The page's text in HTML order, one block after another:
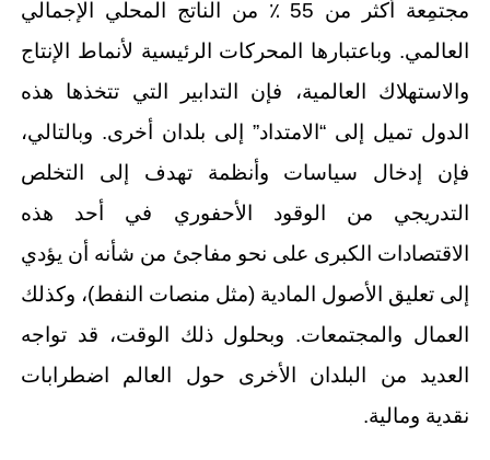
مجتمِعة أكثر من 55 ٪ من الناتج المحلي الإجمالي
العالمي. وباعتبارها المحركات الرئيسية لأنماط الإنتاج
والاستهلاك العالمية، فإن التدابير التي تتخذها هذه
الدول تميل إلى “الامتداد” إلى بلدان أخرى. وبالتالي،
فإن إدخال سياسات وأنظمة تهدف إلى التخلص
التدريجي من الوقود الأحفوري في أحد هذه
الاقتصادات الكبرى على نحو مفاجئ من شأنه أن يؤدي
إلى تعليق الأصول المادية (مثل منصات النفط)، وكذلك
العمال والمجتمعات. وبحلول ذلك الوقت، قد تواجه
العديد من البلدان الأخرى حول العالم اضطرابات
نقدية ومالية.